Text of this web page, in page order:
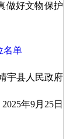
好文物保护
名单
县人民政府
年9月25日